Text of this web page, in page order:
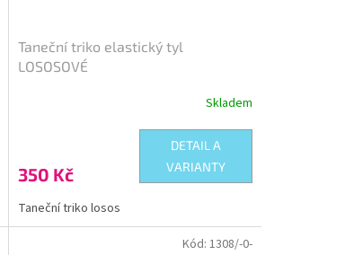
Taneční triko elastický tyl
LOSOSOVÉ
Skladem
350 Kč
DETAIL A
VARIANTY
Taneční triko losos
Kód: 1308/-0-